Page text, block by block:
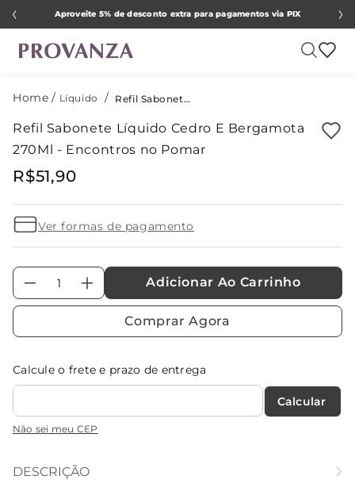
Aproveite 5% de desconto extra para pagamentos via PIX
Líquido Refil Sabonete Líquido Cedro E Bergamota 270Ml - Encontros no Pomar
Refil Sabonete Líquido Cedro E Bergamota
270Ml - Encontros no Pomar
R$51,90
Ver formas de pagamento
＋
－ Adicionar Ao Carrinho
Comprar Agora
Calcule o frete e prazo de entrega
Não sei meu CEP
DESCRIÇÃO